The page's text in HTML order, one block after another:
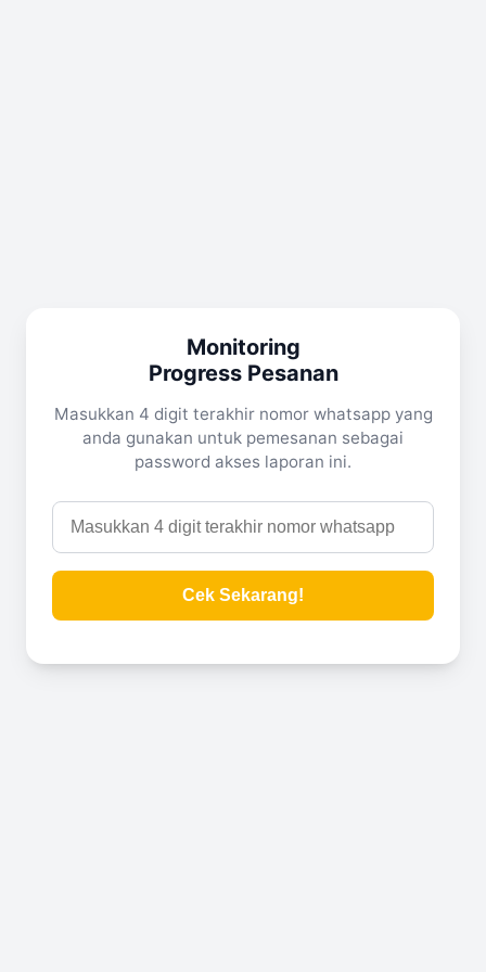
Monitoring
Progress Pesanan
Masukkan 4 digit terakhir nomor whatsapp yang
anda gunakan untuk pemesanan sebagai
password akses laporan ini.
Cek Sekarang!